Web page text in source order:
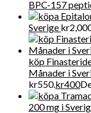
BPC-157
Sverige kr
köp
Månader i
kr550.kr400
200 mg i